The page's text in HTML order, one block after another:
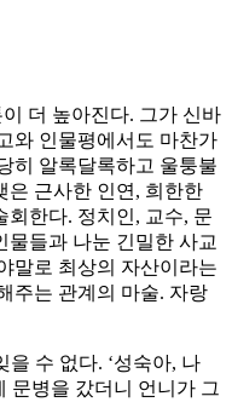
더 높아진다. 그가 신바
와 인물평에서도 마찬가
히 알록달록하고 울퉁불
은 근사한 인연, 희한한
한다. 정치인, 교수, 문
물들과 나눈 긴밀한 사교
말로 최상의 자산이라는
주는 관계의 마술. 자랑
을 수 없다. ‘성숙아, 나
문병을 갔더니 언니가 그